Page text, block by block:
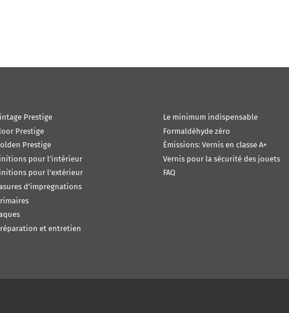
Prestige
Prestige
Prestige
pour l’intérieur
pour l’extérieur
d’impregnations
et entretien
Le minimum indispensable
Formaldéhyde zéro
Émissions: Vernis en classe A+
Vernis pour la sécurité des jouets
FAQ